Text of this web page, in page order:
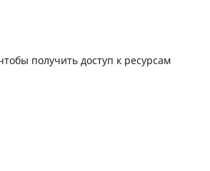
получить доступ к ресурсам